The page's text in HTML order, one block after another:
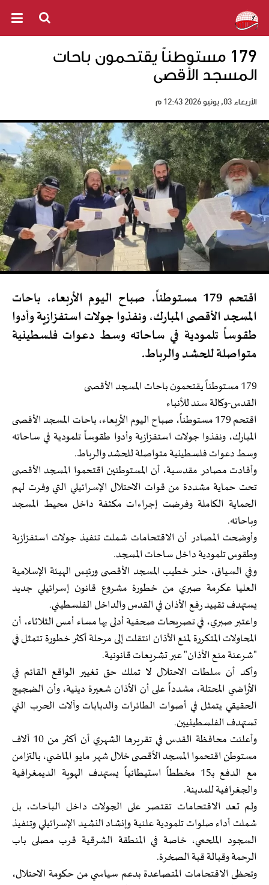
179 مستوطناً يقتحمون باحات
المسجد الأقصى
الأربعاء 03, يونيو 2026 12:43 م
اقتحم 179 مستوطناً، صباح اليوم الأربعاء، باحات
المسجد الأقصى المبارك، ونفذوا جولات استفزازية وأدوا
طقوساً تلمودية في ساحاته وسط دعوات فلسطينية
متواصلة للحشد والرباط.
179 مستوطناً يقتحمون باحات المسجد الأقصى
القدس-وكالة سند للأنباء
اقتحم 179 مستوطناً، صباح اليوم الأربعاء، باحات المسجد الأقصى
المبارك، ونفذوا جولات استفزازية وأدوا طقوساً تلمودية في ساحاته
وسط دعوات فلسطينية متواصلة للحشد والرباط.
وأفادت مصادر مقدسية، أن المستوطنين اقتحموا المسجد الأقصى
تحت حماية مشددة من قوات الاحتلال الإسرائيلي التي وفرت لهم
الحماية الكاملة وفرضت إجراءات مكثفة داخل محيط المسجد
وباحاته.
وأوضحت المصادر أن الاقتحامات شملت تنفيذ جولات استفزازية
وطقوس تلمودية داخل ساحات المسجد.
وفي السياق، حذر خطيب المسجد الأقصى ورئيس الهيئة الإسلامية
العليا عكرمة صبري من خطورة مشروع قانون إسرائيلي جديد
يستهدف تقييد رفع الأذان في القدس والداخل الفلسطيني.
واعتبر صبري، في تصريحات صحفية أدلى بها مساء أمس الثلاثاء، أن
المحاولات المتكررة لمنع الأذان انتقلت إلى مرحلة أكثر خطورة تتمثل في
"شرعنة منع الأذان" عبر تشريعات قانونية.
وأكد أن سلطات الاحتلال لا تملك حق تغيير الواقع القائم في
الأراضي المحتلة، مشدداً على أن الأذان شعيرة دينية، وأن الضجيج
الحقيقي يتمثل في أصوات الطائرات والدبابات وآلات الحرب التي
تستهدف الفلسطينيين.
وأعلنت محافظة القدس في تقريرها الشهري أن أكثر من 10 آلاف
مستوطن اقتحموا المسجد الأقصى خلال شهر مايو الماضي، بالتزامن
مع الدفع بـ15 مخططاً استيطانياً يستهدف الهوية الديمغرافية
والجغرافية للمدينة.
ولم تعد الاقتحامات تقتصر على الجولات داخل الباحات، بل
شملت أداء صلوات تلمودية علنية وإنشاد النشيد الإسرائيلي وتنفيذ
السجود الملحمي، خاصة في المنطقة الشرقية قرب مصلى باب
الرحمة وقبالة قبة الصخرة.
وتحظى الاقتحامات المتصاعدة بدعم سياسي من حكومة الاحتلال،